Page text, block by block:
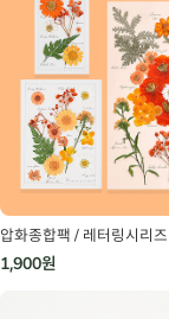
압화종합팩 / 레터링시리즈
1,900원